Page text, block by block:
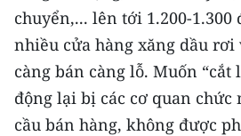
THỜI NAY
NHÂN DÂN CUỐI TUẦN
NHÂN DÂN HẰNG THÁNG
chuyển,... lên tới 1.200-
nhiều cửa hàng xăng dầu
càng bán càng lỗ. Muốn “cắt
động lại bị các cơ quan
cầu bán hàng, không được